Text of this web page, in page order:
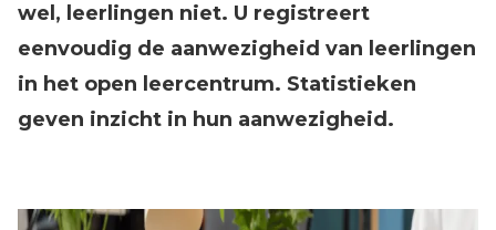
wel, leerlingen niet. U registreert
eenvoudig de aanwezigheid van leerlingen
in het open leercentrum. Statistieken
geven inzicht in hun aanwezigheid.